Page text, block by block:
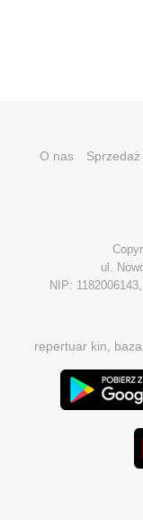
O nas
ul.
NIP:
repertuar kin,